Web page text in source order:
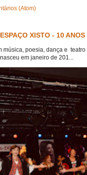
(Atom)
XISTO - 10
música, poesia, dança e
em janeiro de 201...